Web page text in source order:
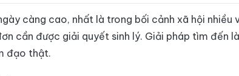
càng cao, nhất là trong bối cảnh xã hội
cần được giải quyết sinh lý. Giải pháp tìm đến là
đạo thật.